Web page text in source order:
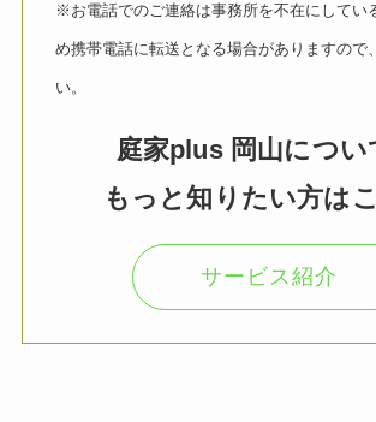
※お電話でのご連絡は事務所を不在にしてい
め携帯電話に転送となる場合がありますので
い。
庭家plus 岡山につい
もっと知りたい方は
サービス紹介